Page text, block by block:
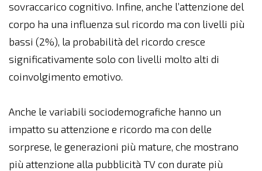
sovraccarico cognitivo. Infine, anche l’attenzione del
corpo ha una influenza sul ricordo ma con livelli più
bassi (2%), la probabilità del ricordo cresce
significativamente solo con livelli molto alti di
coinvolgimento emotivo.
Anche le variabili sociodemografiche hanno un
impatto su attenzione e ricordo ma con delle
sorprese, le generazioni più mature, che mostrano
più attenzione alla pubblicità TV con durate più